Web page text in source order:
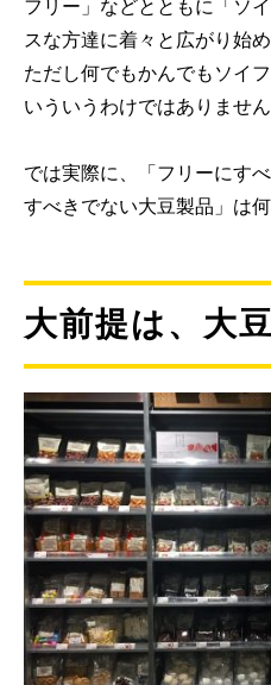
フリー」などとともに「ソ
スな方達に着々と広がり始め
ただし何でもかんでもソイ
いういうわけではありません
では実際に、「フリーにす
すべきでない大豆製品」は何
大前提は、大